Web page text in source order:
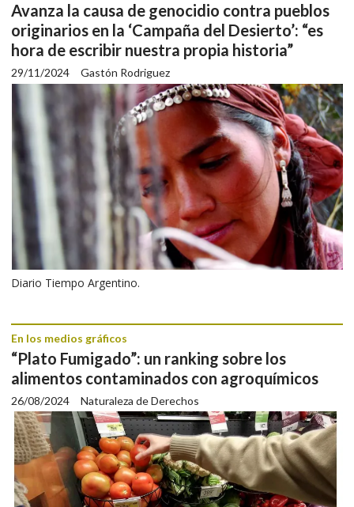
Avanza la causa de genocidio contra pueblos
originarios en la ‘Campaña del Desierto’: “es
hora de escribir nuestra propia historia”
Gastón Rodriguez
29/11/2024
Diario Tiempo Argentino.
“Plato Fumigado”: un ranking sobre los
alimentos contaminados con agroquímicos
Naturaleza de Derechos
En los medios gráficos
26/08/2024